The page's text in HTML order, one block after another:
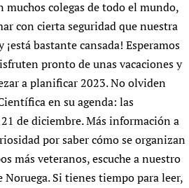
colegas de todo el mundo,
con cierta seguridad que nuestra
bastante cansada! Esperamos
pronto de unas vacaciones y
a planificar 2023. No olviden
en su agenda: las
de diciembre. Más información a
por saber cómo se organizan
más veteranos, escuche a nuestro
Si tienes tiempo para leer,